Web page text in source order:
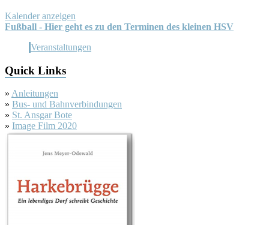
Kalender anzeigen
Fußball - Hier geht es zu den Terminen des kleinen HSV
Veranstaltungen
Quick Links
» Anleitungen
» Bus- und Bahnverbindungen
» St. Ansgar Bote
» Image Film 2020